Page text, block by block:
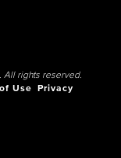
All rights reserved.
Use
Privacy